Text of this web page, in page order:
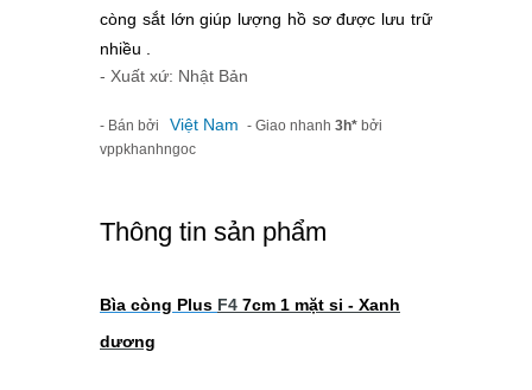
còng sắt lớn giúp lượng hồ sơ được lưu trữ
nhiều .
- Xuất xứ: Nhật Bản
- Bán bởi Việt Nam - Giao nhanh 3h* bởi
vppkhanhngoc
Thông tin sản phẩm
Bìa còng Plus F4 7cm 1 mặt si - Xanh
dương